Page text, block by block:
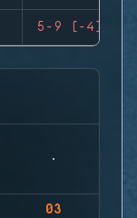
5-9 (-4)
03